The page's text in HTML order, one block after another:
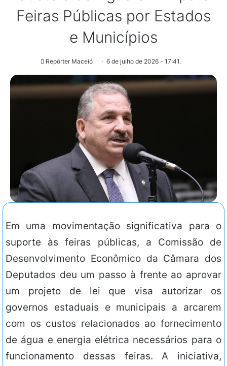
Feiras Públicas por Estados
e Municípios
Repórter Maceió 6 de julho de 2026 - 17:41.
Em uma movimentação significativa para o
suporte às feiras públicas, a Comissão de
Desenvolvimento Econômico da Câmara dos
Deputados deu um passo à frente ao aprovar
um projeto de lei que visa autorizar os
governos estaduais e municipais a arcarem
com os custos relacionados ao fornecimento
de água e energia elétrica necessários para o
funcionamento dessas feiras. A iniciativa,